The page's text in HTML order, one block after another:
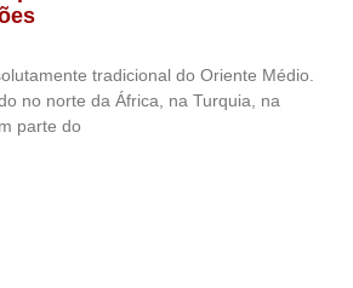
tradicional do Oriente Médio.
no norte da África, na Turquia, na
parte do